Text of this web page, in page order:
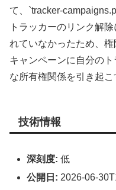
て、`tracker-
トラッカーのリンク解
れていなかったため、
キャンペーンに自分の
な所有権関係を引き起こ
技術情報
深刻度: 低
公開日: 2026-06-